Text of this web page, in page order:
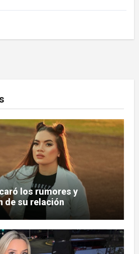
los rumores y
de su relación